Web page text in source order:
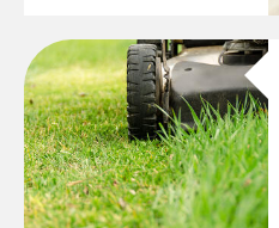
med SPF kan erstatte
solcreme, når man bevæger
sig ud i solen